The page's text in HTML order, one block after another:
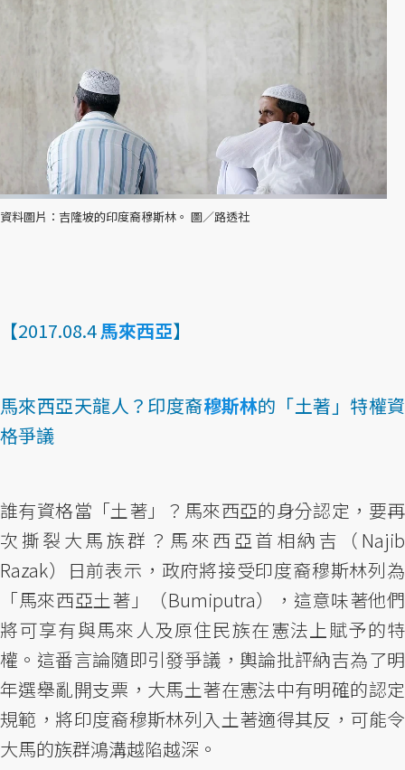
資料圖片：吉隆坡的印度裔穆斯林。 圖／路透社
【2017.08.4馬來西亞】
馬來西亞天龍人？印度裔穆斯林的「土著」特權資
格爭議
誰有資格當「土著」？馬來西亞的身分認定，要再
次撕裂大馬族群？馬來西亞首相納吉（Najib
Razak）日前表示，政府將接受印度裔穆斯林列為
「馬來西亞土著」（Bumiputra），這意味著他們
將可享有與馬來人及原住民族在憲法上賦予的特
權。這番言論隨即引發爭議，輿論批評納吉為了明
年選舉亂開支票，大馬土著在憲法中有明確的認定
規範，將印度裔穆斯林列入土著適得其反，可能令
大馬的族群鴻溝越陷越深。